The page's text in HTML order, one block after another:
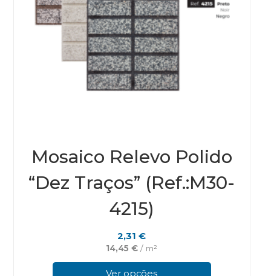
Mosaico Relevo Polido
“Dez Traços” (Ref.:M30-
4215)
2,31€
14,45€ / m²
Ver opções